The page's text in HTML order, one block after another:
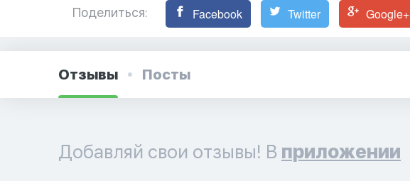
Поделиться: Facebook Twitter Google+
Отзывы Посты
Добавляй свои отзывы! В приложении